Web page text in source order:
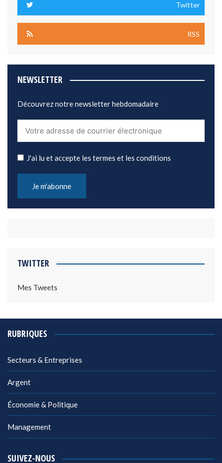
Twitter
RSS
NEWSLETTER
Découvrez notre newsletter hebdomadaire
J'ai lu et accepte les termes et les conditions
TWITTER
Mes Tweets
RUBRIQUES
Secteurs & Entreprises
Argent
Économie & Politique
Management
SUIVEZ-NOUS